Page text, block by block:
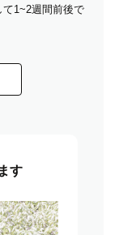
1~2週間前後で
す